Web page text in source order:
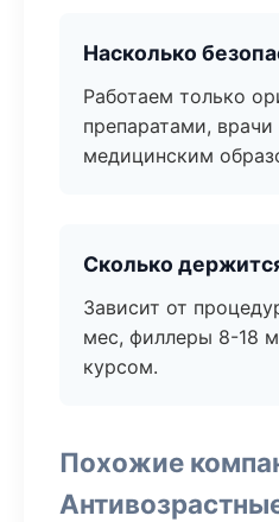
Насколько
Работаем только
препаратами,
медицинским
Сколько
Зависит от
мес, филлеры 8-18
курсом.
Похожие